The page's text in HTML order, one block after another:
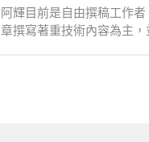
阿輝目前是自由撰稿工作
章撰寫著重技術內容為主